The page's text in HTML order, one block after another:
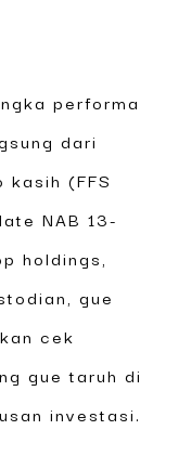
performa
dari
kasih (FFS
NAB 13-
holdings,
gue
cek
gue taruh di
investasi.